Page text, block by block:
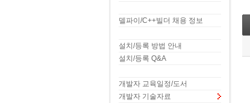
델파이/C++빌더 채용 정보
설치/등록 방법 안내
설치/등록 Q&A
개발자 교육일정/도서
개발자 기술자료